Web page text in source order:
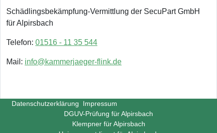
Schädlingsbekämpfung-Vermittlung der SecuPart GmbH
für Alpirsbach
Telefon: 01516 - 11 35 544
Mail: info@kammerjaeger-flink.de
Datenschutzerklärung
Impressum
DGUV-Prüfung für Alpirsbach
Klempner für Alpirsbach